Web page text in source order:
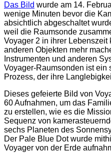
Das Bild wurde am 14.
wenige Minuten bevor die
absichtlich abgeschaltet
weil die Raumsonde
Voyager 2 in ihrer
anderen Objekten mehr
Instrumenten und anderen
Voyager-Raumsonden ist ein
Prozess, der ihre
Dieses gefeierte Bild von
60 Aufnahmen, um das
zu erstellen, wie es die
Sequenz von
sechs Planeten des
Der Pale Blue Dot wurde
Voyager von der Erde